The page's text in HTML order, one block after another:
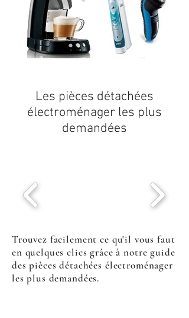
Les pièces détachées
électroménager les plus
demandées
Trouvez facilement ce qu'il vous faut
en quelques clics grâce à notre guide
des pièces détachées électroménager
les plus demandées.